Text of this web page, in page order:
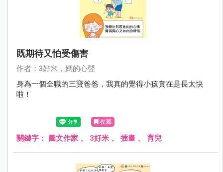
既期待又怕受傷害
作者：3好米，媽的心聲
身為一個全職的三寶爸爸，我真的覺得小孩實在是長太快
啦！
收藏
關鍵字： 圖文作家 、 3好米 、 插畫 、 育兒